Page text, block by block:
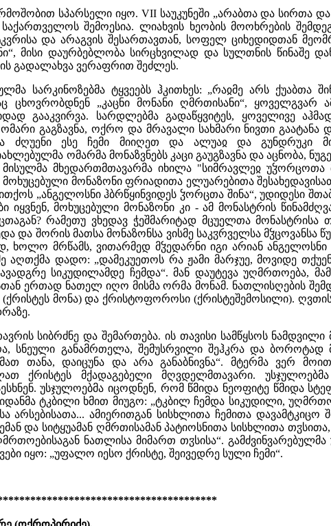
სპარსელი იყო. VII საუკუნეში „არაბთა და სირთა
შემოესია. ლიახვის ხეობის მოოხრების
და არაგვის შესართავთან, სოფელ ციხედიდთან
მისი დაურბებლობა სირცხვილად და სულთნის წინაშე
გადალახვა ვერაფრით შეძლეს.
სარკინოზებმა ტყვეებს ჰკითხეს: „რაჲმე არს ქუაბთა
ცხოვრობდნენ „კაცნი მონანი ღმრთისანი“, ყოველგვარ
გააკვირვა. სარდლებმა გადაწყვიტეს, ყოველივე
გაგზავნა, ოქრო და მრავალი სახმარი ნივთი
ძღუენი ესე ჩემი მიიღეთ და ალუაჲ და გუნდრუკი
ომარმა მონაზვნებს კაცი გაუგზავნა და აცნობა,
მისულმა მხედართმთავარმა იხილა "სიმრავლეჲ
მონაზონი ფრიადითა ელუარებითა
„ანგელოსნი ჰბრწყინვიდეს ჴორცთა შინა“, უდიდესი
იყვნენ, მოხუცებული მონაზონი კი - ამ მონასტრის
რამეთუ ვხედავ ჭეშმარიტად მცუელთა
და შორის მათსა მონაზონსა ვისმე საკჳრველსა მჴცოვანსა
ხოლო მრწამს, ვითარმედ მჴედარნი იგი არიან
აღთქმა დადო: „დამეკუეთოს რა ჟამი მარჯუე, მოვიდე
სიკუდილამდე ჩემდა“. მან დაუტევა უღმრთოება,
ერთად ნათელ იღო მისმა ორმა მონამ. ნათლისღების
მონა) და ქრისტოფოროსი (ქრისტეშემოსილი).
სიბრძნე და შემართება. ის თავისი სამწყსოს ნამდვილი
სნეული განამრთელა, შემუსრვილი შეჰკრა და ბოროტად
თანა, დაიცუნა და არა განაბნივნა“. მტერმა ვერ
ქრისტეს მქადაგებელი მღვდელმთავარი.
უსჯულოებმა იცოდნენ, რომ წმიდა ნეოფიტე წმიდა
ტკბილი ხმით მიუგო: „ტკბილ ჩემდა სიკუდილი,
არსებისათა... ამიერითგან სისხლითა ჩემითა
ძემან და სიტყუამან ღმრთისამან პატიოსნითა სისხლითა
ნათლისა მიმართ თჳსისა“.
იყო: „უფალო იესო ქრისტე, შეივედრე სული ჩემი“.